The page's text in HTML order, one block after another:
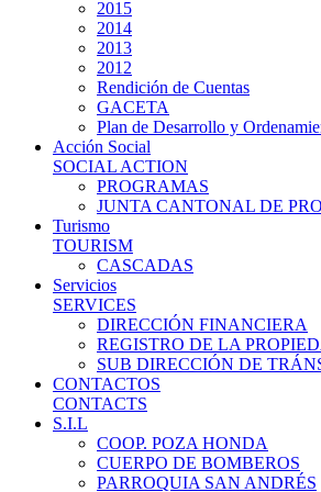
2015
2014
2013
2012
Rendición de Cuentas
GACETA
Plan de Desarrollo y
Acción Social
SOCIAL ACTION
PROGRAMAS
JUNTA CANTONAL DE
Turismo
TOURISM
CASCADAS
Servicios
SERVICES
DIRECCIÓN FINANCIERA
REGISTRO DE LA
SUB DIRECCIÓN DE
CONTACTOS
CONTACTS
S.I.L
COOP. POZA HONDA
CUERPO DE BOMBEROS
PARROQUIA SAN ANDRÉS